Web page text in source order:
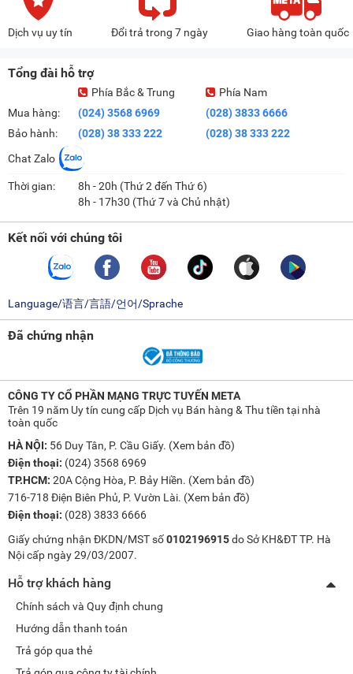
Dịch vụ uy tín Đổi trả trong 7 ngày Giao hàng toàn quốc
Tổng đài hỗ trợ
Mua hàng:
Bảo hành:
Phía Bắc & Trung
(024) 3568 6969
(028) 38 333 222
Phía Nam
(028) 3833 6666
(028) 38 333 222
Chat Zalo
Thời gian:
8h - 20h (Thứ 2 đến Thứ 6)
8h - 17h30 (Thứ 7 và Chủ nhật)
Kết nối với chúng tôi
Language/语言/言語/언어/Sprache
Đã chứng nhận
CÔNG TY CỔ PHẦN MẠNG TRỰC TUYẾN META
Trên 19 năm Uy tín cung cấp Dịch vụ Bán hàng & Thu tiền tại nhà
toàn quốc
HÀ NỘI: 56 Duy Tân, P. Cầu Giấy. (Xem bản đồ)
Điện thoại: (024) 3568 6969
TP.HCM: 20A Cộng Hòa, P. Bảy Hiền. (Xem bản đồ)
716-718 Điện Biên Phủ, P. Vườn Lài. (Xem bản đồ)
Điện thoại: (028) 3833 6666
Giấy chứng nhận ĐKDN/MST số0102196915do Sở KH&ĐT TP. Hà
Nội cấp ngày 29/03/2007.
Hỗ trợ khách hàng
Chính sách và Quy định chung
Hướng dẫn thanh toán
Trả góp qua thẻ